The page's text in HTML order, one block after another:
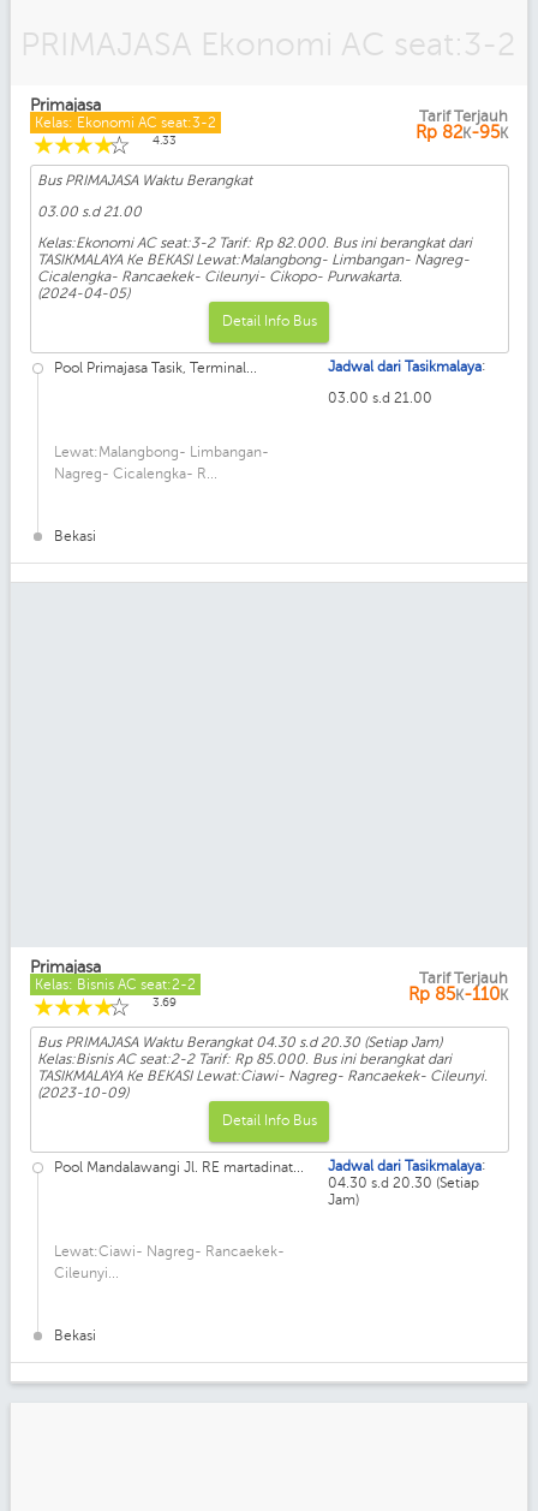
PRIMAJASA Bisnis AC seat:2-2
Primajasa
Kelas: Ekonomi AC seat:3-2
☆
☆
☆
☆
☆ 4.33
Tarif Terjauh
Rp 82K-95K
Bus PRIMAJASA Waktu Berangkat
03.00 s.d 21.00
Kelas:Ekonomi AC seat:3-2 Tarif: Rp 82.000. Bus ini berangkat dari
TASIKMALAYA Ke BEKASI Lewat:Malangbong- Limbangan- Nagreg-
Cicalengka- Rancaekek- Cileunyi- Cikopo- Purwakarta.
(2024-04-05)
Detail Info Bus
Pool Primajasa Tasik, Terminal...
Lewat:Malangbong- Limbangan-
Nagreg- Cicalengka- R...
Bekasi
Jadwal dari Tasikmalaya:
03.00 s.d 21.00
Primajasa
Kelas: Bisnis AC seat:2-2
☆
☆
☆
☆
☆ 3.69
Tarif Terjauh
Rp 85K-110K
Bus PRIMAJASA Waktu Berangkat 04.30 s.d 20.30 (Setiap Jam)
Kelas:Bisnis AC seat:2-2 Tarif: Rp 85.000. Bus ini berangkat dari
TASIKMALAYA Ke BEKASI Lewat:Ciawi- Nagreg- Rancaekek- Cileunyi.
(2023-10-09)
Detail Info Bus
Pool Mandalawangi Jl. RE martadinat...
Lewat:Ciawi- Nagreg- Rancaekek-
Cileunyi...
Bekasi
Jadwal dari Tasikmalaya:
04.30 s.d 20.30 (Setiap
Jam)